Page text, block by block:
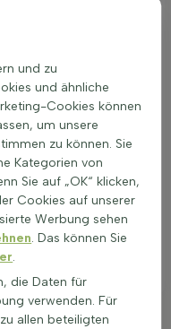
ist ein sonniger
ist zu beachten,
vorausgesetzt
und gesundes
gedeiht in einer
eine ausreichende
der ausreichend
zu einer üppigen
Wassergaben
Stripes', ohne dass
und zu
und ähnliche
Cookies können
um unsere
zu können. Sie
Kategorien von
Sie auf „OK“ klicken,
Cookies auf unserer
Werbung sehen
. Das können Sie
.
die Daten für
verwenden. Für
allen beteiligten